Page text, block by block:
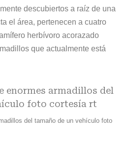
descubiertos a raíz de una
el área, pertenecen a cuatro
herbívoro acorazado
que actualmente está
del tamaño de un vehículo foto